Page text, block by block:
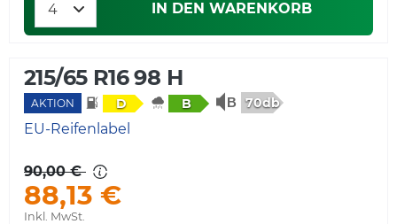
IN DEN WARENKORB
215/65 R16 98 H
AKTION D B 70db
EU-Reifenlabel
90,00 €
88,13 €
Inkl. MwSt.